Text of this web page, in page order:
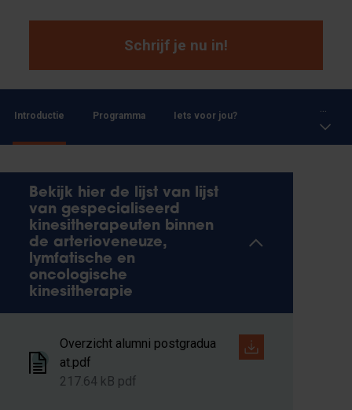
Schrijf je nu in!
Introductie Programma Iets voor jou?
Bekijk hier de lijst van lijst
van gespecialiseerd
kinesitherapeuten binnen
de arterioveneuze,
lymfatische en
oncologische
kinesitherapie
Overzicht alumni postgradua
at.pdf
217.64 kB pdf